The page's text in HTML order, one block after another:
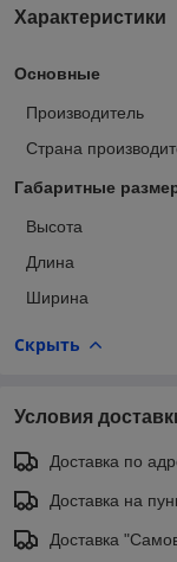
Характеристики
Основные
Производитель
Страна
Габаритные
Высота
Длина
Ширина
Скрыть
Условия
Доставка по
Доставка на
Доставка